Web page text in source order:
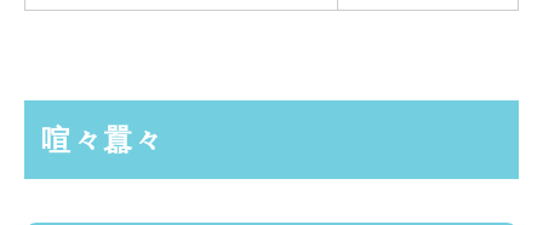
喧々囂々